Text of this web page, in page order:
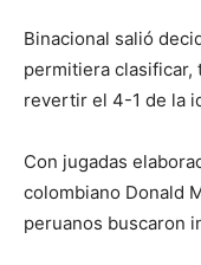
Binacional salió
permitiera clasificar,
revertir el 4-1 de la
Con jugadas
colombiano Donald
peruanos buscaron